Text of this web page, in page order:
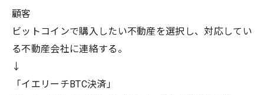
顧客
ビットコインで購入したい不動産を選択し、対応してい
る不動産会社に連絡する。
↓
「イエリーチBTC決済」